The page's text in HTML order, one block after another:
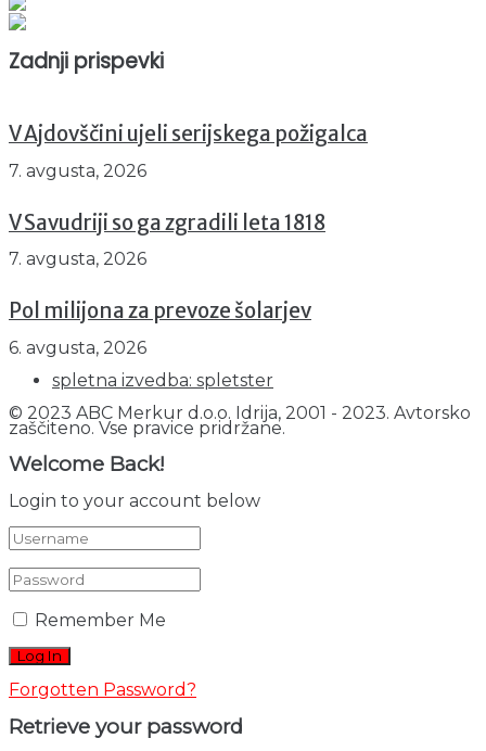
Zadnji prispevki
V Ajdovščini ujeli serijskega požigalca
7. avgusta, 2026
V Savudriji so ga zgradili leta 1818
7. avgusta, 2026
Pol milijona za prevoze šolarjev
6. avgusta, 2026
spletna izvedba: spletster
© 2023 ABC Merkur d.o.o. Idrija, 2001 - 2023. Avtorsko
zaščiteno. Vse pravice pridržane.
Welcome Back!
Login to your account below
Remember Me
Forgotten Password?
Retrieve your password